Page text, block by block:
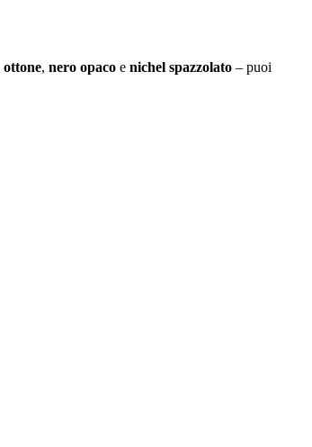
ottone, nero opaco e nichel spazzolato – puoi